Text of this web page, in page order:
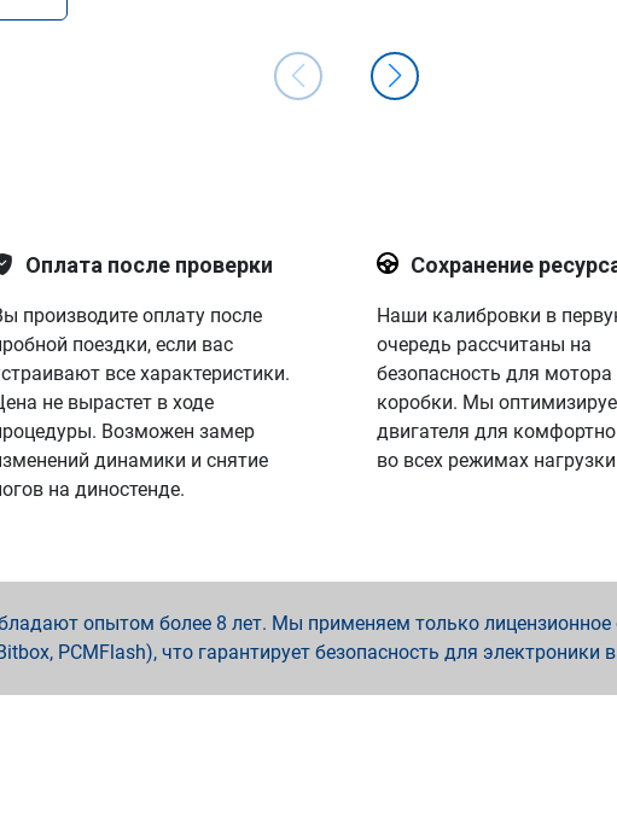
Оплата после проверки
производите оплату после
поездки, если вас
все характеристики.
не вырастет в ходе
Возможен замер
динамики и снятие
на диностенде.
Сохранение
Наши калибровки в
очередь рассчитаны на
безопасность для мотора
коробки. Мы
двигателя для
во всех режимах
опытом более 8 лет. Мы применяем только лицензионное
PCMFlash), что гарантирует безопасность для электроники